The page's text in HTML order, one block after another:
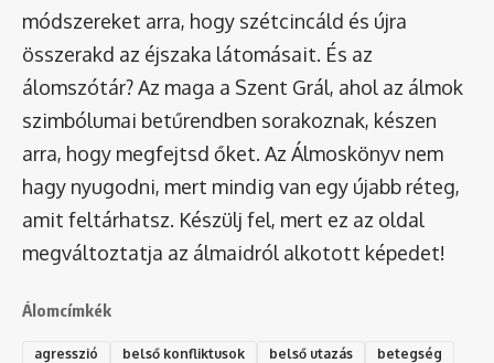
módszereket arra, hogy szétcincáld és újra
összerakd az éjszaka látomásait. És az
álomszótár? Az maga a Szent Grál, ahol az álmok
szimbólumai betűrendben sorakoznak, készen
arra, hogy megfejtsd őket. Az Álmoskönyv nem
hagy nyugodni, mert mindig van egy újabb réteg,
amit feltárhatsz. Készülj fel, mert ez az oldal
megváltoztatja az álmaidról alkotott képedet!
Álomcímkék
agresszió belső konfliktusok belső utazás
betegség